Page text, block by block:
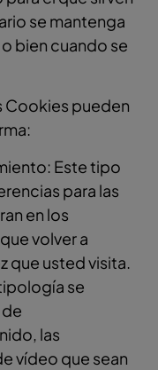
se mantenga
bien cuando se
Cookies pueden
Este tipo
para las
en los
volver a
que usted visita.
se
las
vídeo que sean